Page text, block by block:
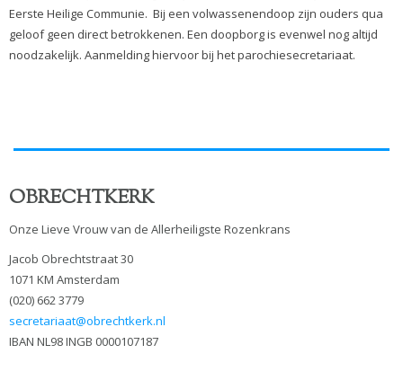
Eerste Heilige Communie. Bij een volwassenendoop zijn ouders qua
geloof geen direct betrokkenen. Een doopborg is evenwel nog altijd
noodzakelijk. Aanmelding hiervoor bij het parochiesecretariaat.
OBRECHTKERK
Onze Lieve Vrouw van de Allerheiligste Rozenkrans
Jacob Obrechtstraat 30
1071 KM Amsterdam
(020) 662 3779
secretariaat@obrechtkerk.nl
IBAN NL98 INGB 0000107187